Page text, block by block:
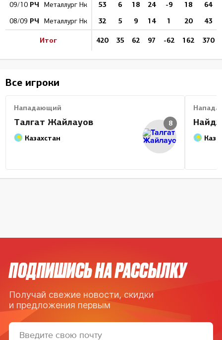
09/10 РЧ Металлург Нк 53 6 18 24 -9 18 64
08/09 РЧ Металлург Нк 32 5 9 14 1 20 43
Итог 420 35 62 97 -62 162 370
Все игроки
Нападающий
Талгат Жайлауов
Казахстан
8
ПОДПИШИСЬ НА РАССЫЛКУ
Получай свежие новости, скидки
и предложения первым